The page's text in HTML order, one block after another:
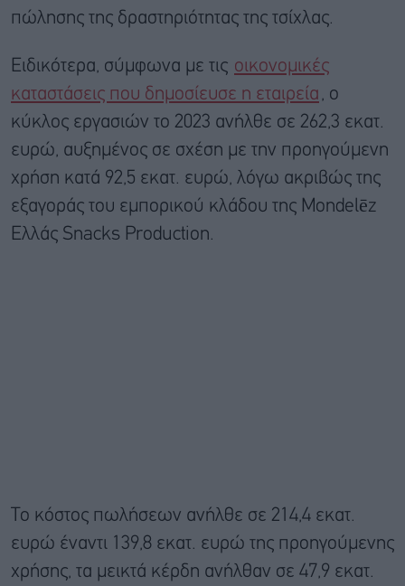
πώλησης της δραστηριότητας της τσίχλας.
Ειδικότερα, σύμφωνα με τις οικονομικές
καταστάσεις που δημοσίευσε η εταιρεία
, ο
κύκλος εργασιών το 2023 ανήλθε σε 262,3 εκατ.
ευρώ, αυξημένος σε σχέση με την προηγούμενη
χρήση κατά 92,5 εκατ. ευρώ, λόγω ακριβώς της
εξαγοράς του εμπορικού κλάδου της Mondelēz
Eλλάς Snacks Production.
Το κόστος πωλήσεων ανήλθε σε 214,4 εκατ.
ευρώ έναντι 139,8 εκατ. ευρώ της προηγούμενης
χρήσης, τα μεικτά κέρδη ανήλθαν σε 47,9 εκατ.